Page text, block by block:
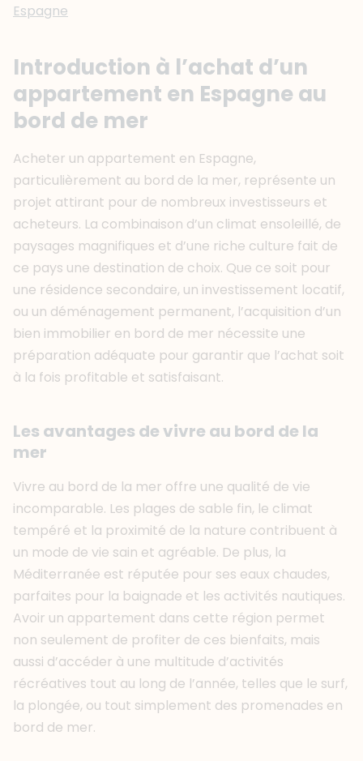
Espagne
Introduction à l’achat d’un
appartement en Espagne au
bord de mer
Acheter un appartement en Espagne,
particulièrement au bord de la mer, représente un
projet attirant pour de nombreux investisseurs et
acheteurs. La combinaison d’un climat ensoleillé, de
paysages magnifiques et d’une riche culture fait de
ce pays une destination de choix. Que ce soit pour
une résidence secondaire, un investissement locatif,
ou un déménagement permanent, l’acquisition d’un
bien immobilier en bord de mer nécessite une
préparation adéquate pour garantir que l’achat soit
à la fois profitable et satisfaisant.
Les avantages de vivre au bord de la
mer
Vivre au bord de la mer offre une qualité de vie
incomparable. Les plages de sable fin, le climat
tempéré et la proximité de la nature contribuent à
un mode de vie sain et agréable. De plus, la
Méditerranée est réputée pour ses eaux chaudes,
parfaites pour la baignade et les activités nautiques.
Avoir un appartement dans cette région permet
non seulement de profiter de ces bienfaits, mais
aussi d’accéder à une multitude d’activités
récréatives tout au long de l’année, telles que le surf,
la plongée, ou tout simplement des promenades en
bord de mer.